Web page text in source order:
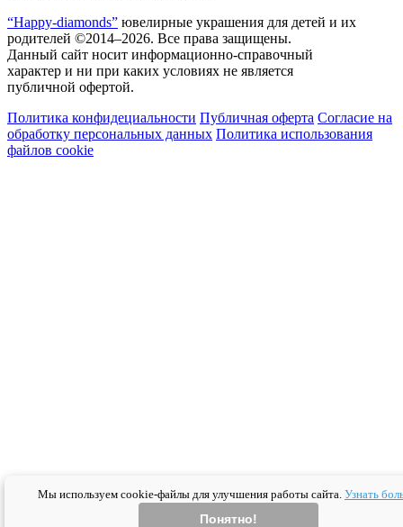
“Happy-diamonds” ювелирные украшения для детей и их
родителей ©2014–2026. Все права защищены.
Данный сайт носит информационно-справочный
характер и ни при каких условиях не является
публичной офертой.
Политика конфидециальности Публичная оферта Согласие на
обработку персональных данных Политика использования
файлов cookie
Мы используем cookie-файлы для улучшения работы сайта. Узнать
Понятно!